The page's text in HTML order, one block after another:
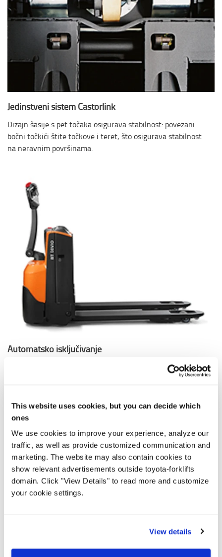
This website uses cookies, but you can decide which
ones
We use cookies to improve your experience, analyze our
traffic, as well as provide customized communication and
marketing. The website may also contain cookies to
show relevant advertisements outside toyota-forklifts
domain. Click "View Details" to read more and customize
your cookie settings.
View details
Jedinstveni sistem Castorlink
Dizajn šasije s pet točaka osigurava stabilnost: povezani
bočni točkići štite točkove i teret, što osigurava stabilnost
na neravnim površinama.
Automatsko isključivanje
Ako viljuškar ostane bez nadzora, automatski će se
isključiti - vrijeme se može postaviti između 1-20 minuta